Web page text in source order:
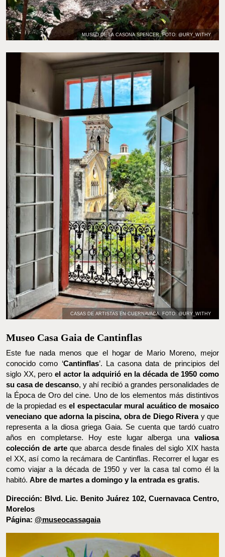
MUSEO DE LA CASONA SPENCER. FOTO: @URY_WITHY
CASAS DE ARTISTAS EN CUERNAVACA. FOTO: @URY_WITHY
Museo Casa Gaia de Cantinflas
Este fue nada menos que el hogar de Mario Moreno, mejor
XX, peroel actor la adquirió en la década de 1950 como su
casa de descanso, y ahí recibió a grandes personalidades de la
Época de Oro del cine. Uno de los elementos más distintivos de la
propiedad esel espectacular mural acuático de mosaico
veneciano que adorna la piscina, obra de Diego Riveray que
representa a la diosa griega Gaia. Se cuenta que tardó cuatro
años en completarse. Hoy este lugar alberga unavaliosa
colección de arteque abarca desde finales del siglo XIX hasta el
XX, así como la recámara de Cantinflas. Recorrer el lugar es
como viajar a la década de 1950 y ver la casa tal como él la
habitó.Abre de martes a domingo y la entrada es gratis.
Dirección: Blvd. Lic. Benito Juárez 102, Cuernavaca Centro,
Morelos